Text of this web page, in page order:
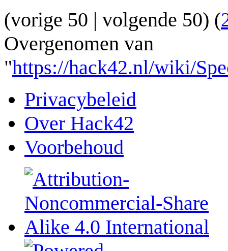
(vorige 50 | volgende 50) (
Overgenomen van
"https://hack42.nl/wiki/
Privacybeleid
Over Hack42
Voorbehoud